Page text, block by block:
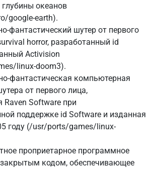
океанов
google-earth).
фантастический шутер от первого
horror, разработанный id
Activision
linux-doom3).
фантастическая компьютерная
от первого лица,
Raven Software при
поддержке id Software и изданная
году (/usr/ports/games/linux-
проприетарное программное
закрытым кодом, обеспечивающее